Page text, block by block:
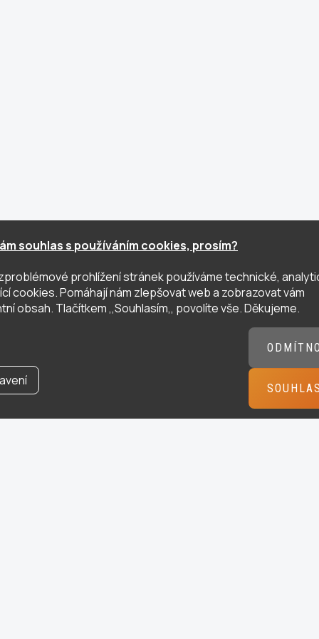
souhlas s používáním cookies, prosím?
prohlížení stránek používáme technické,
cookies. Pomáhají nám zlepšovat web a zobrazovat vám
obsah. Tlačítkem ,,Souhlasím,, povolíte vše. Děkujeme.